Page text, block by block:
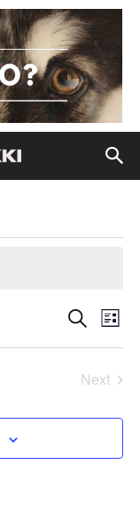
Search
and
Views
Etsi List
Next